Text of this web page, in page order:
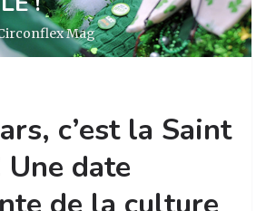
Mag
c’est la Saint
date